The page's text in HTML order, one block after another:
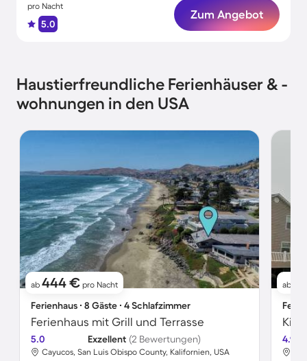
pro Nacht
5.0
Zum Angebot
Haustierfreundliche Ferienhäuser & -
wohnungen in den USA
ab 444 € pro Nacht
Ferienhaus ∙ 8 Gäste ∙ 4 Schlafzimmer
Ferienhaus mit Grill und Terrasse
5.0 Exzellent (2 Bewertungen)
Cayucos, San Luis Obispo County, Kalifornien, USA
ab
4.9